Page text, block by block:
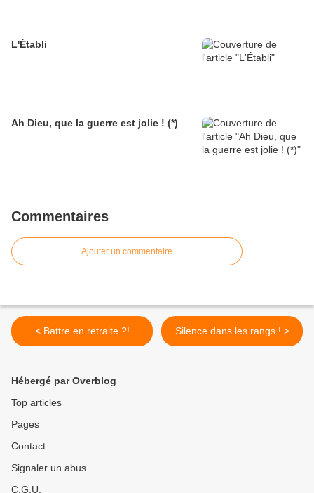
L'Établi
Ah Dieu, que la guerre est jolie ! (*)
Commentaires
Ajouter un commentaire
< Battre en retraite ?! Silence dans les rangs ! >
Hébergé par Overblog
Top articles
Pages
Contact
Signaler un abus
C.G.U.